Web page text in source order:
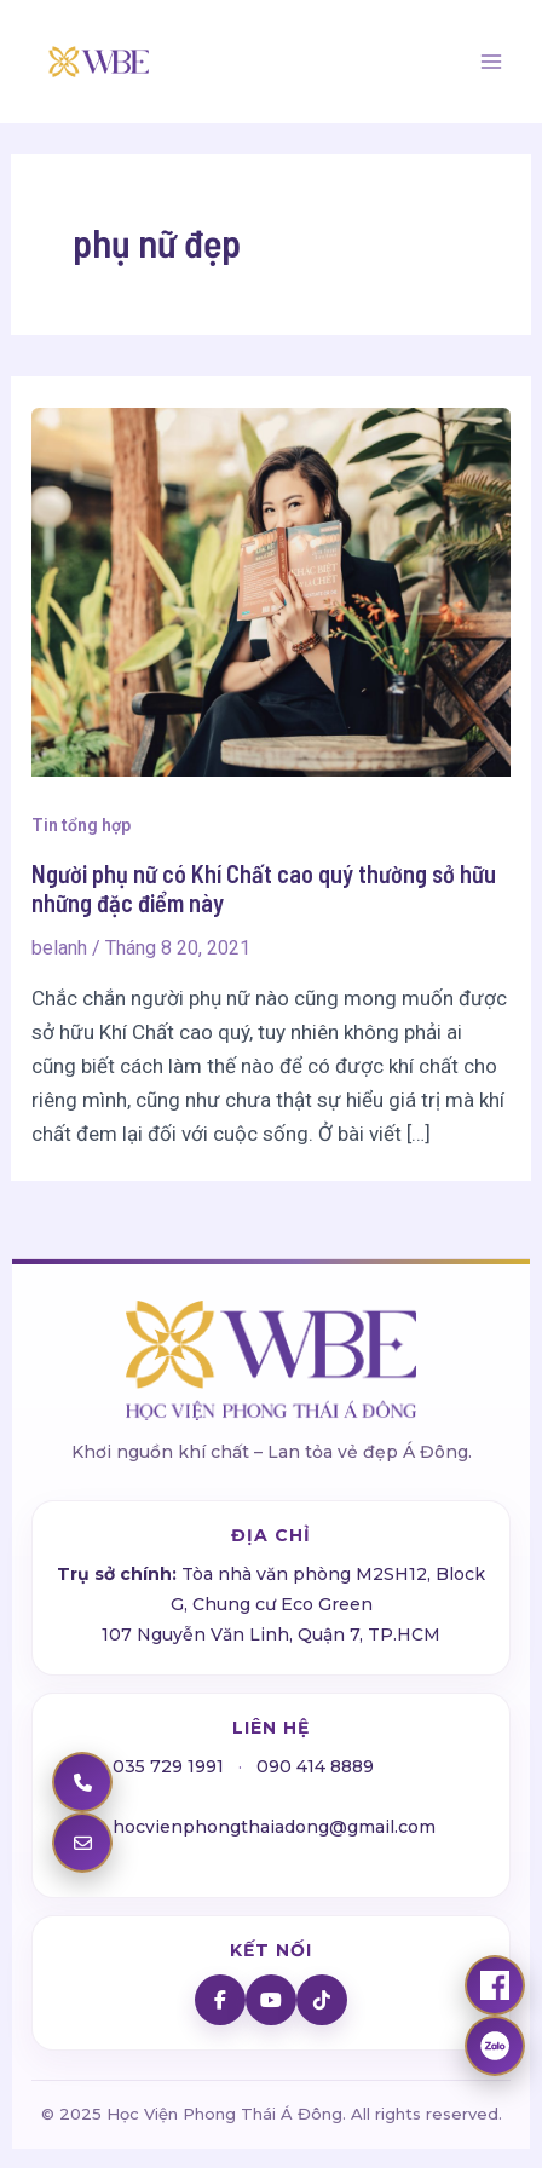
content
phụ nữ đẹp
Tin tổng hợp
Người phụ nữ có Khí Chất cao quý thường sở hữu
những đặc điểm này
belanh/Tháng 8 20, 2021
Chắc chắn người phụ nữ nào cũng mong muốn được
sở hữu Khí Chất cao quý, tuy nhiên không phải ai
cũng biết cách làm thế nào để có được khí chất cho
riêng mình, cũng như chưa thật sự hiểu giá trị mà khí
chất đem lại đối với cuộc sống. Ở bài viết […]
Khơi nguồn khí chất – Lan tỏa vẻ đẹp Á Đông.
ĐỊA CHỈ
Trụ sở chính: Tòa nhà văn phòng M2SH12, Block
G, Chung cư Eco Green
107 Nguyễn Văn Linh, Quận 7, TP.HCM
LIÊN HỆ
035 729 1991
· 090 414 8889
hocvienphongthaiadong@gmail.com
KẾT NỐI
© 2025 Học Viện Phong Thái Á Đông. All rights reserved.